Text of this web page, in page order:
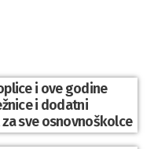
i ove godine
i dodatni
sve osnovnoškolce